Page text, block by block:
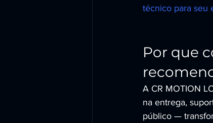
técnico para seu
Por que
A CR MOTION
na entrega,
público —